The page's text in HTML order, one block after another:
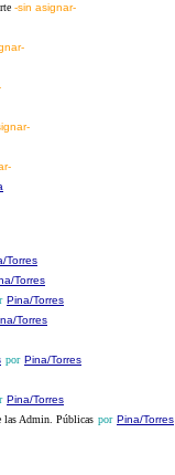
-sin asignar-
Torres
Torres
Pina/Torres
Torres
por Pina/Torres
Pina/Torres
las Admin. Públicas por Pina/Torres